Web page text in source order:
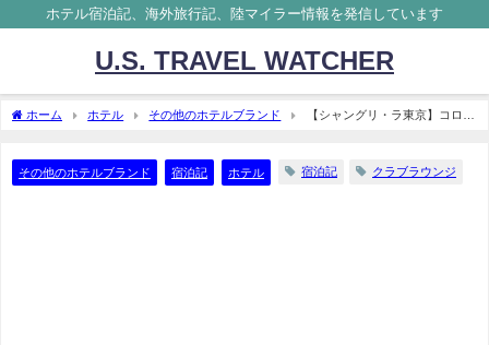
ホテル宿泊記、海外旅行記、陸マイラー情報を発信しています
U.S. TRAVEL WATCHER
ホーム ホテル その他のホテルブランド
【シャングリ・ラ東京】コロナ
その他のホテルブランド 宿泊記 ホテル 宿泊記 クラブラウンジ